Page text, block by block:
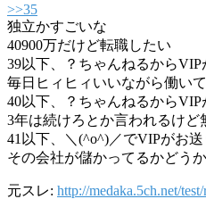
>>35
独立かすごいな
40900万だけど転職したい
39以下、？ちゃんねるから
毎日ヒィヒィいいながら働い
40以下、？ちゃんねるから
3年は続けろとか言われるけ
41 以下、＼(^o^)／でVIPがお
その会社が儲かってるかどうか
元スレ: http://medaka.5ch.net/